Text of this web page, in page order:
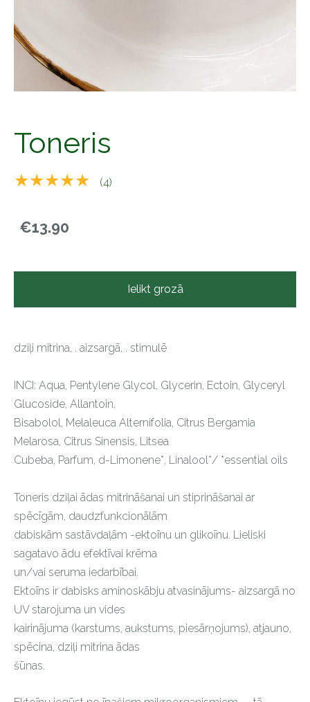
Toneris
★★★★★ (4)
€13.90
Ielikt grozā
dziļi mitrina, . aizsargā, . stimulē
INCI: Aqua, Pentylene Glycol, Glycerin, Ectoin, Glyceryl
Glucoside, Allantoin,
Bisabolol, Melaleuca Alternifolia, Citrus Bergamia
Melarosa, Citrus Sinensis, Litsea
Cubeba, Parfum, d-Limonene*, Linalool*/ *essential oils
Toneris dziļai ādas mitrināšanai un stiprināšanai ar
spēcīgām, daudzfunkcionālām
dabiskām sastāvdaļām -ektoīnu un glikoīnu. Lieliski
sagatavo ādu efektīvai krēma
un/vai seruma iedarbībai.
Ektoīns ir dabisks aminoskābju atvasinājums- aizsargā no
UV starojuma un vides
kairinājuma (karstums, aukstums, piesārņojums), atjauno,
spēcina, dziļi mitrina ādas
šūnas.